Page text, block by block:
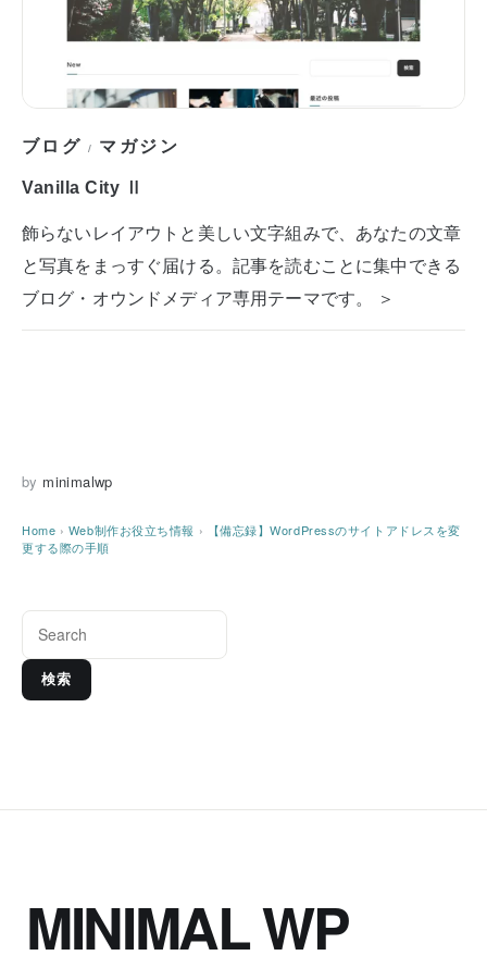
ブログ / マガジン
Vanilla City Ⅱ
飾らないレイアウトと美しい文字組みで、あなたの文章
と写真をまっすぐ届ける。記事を読むことに集中できる
ブログ・オウンドメディア専用テーマです。 ＞
by minimalwp
Home › Web制作お役立ち情報 ›
【備忘録】WordPressのサイトアドレスを変
更する際の手順
検索
MINIMAL WP